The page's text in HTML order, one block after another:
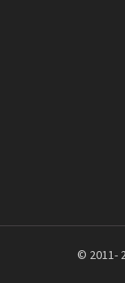
© 2011-